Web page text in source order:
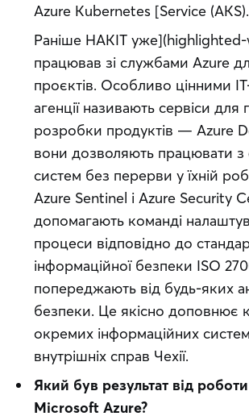
Azure Kubernetes [Service (AKS).
Раніше НАКІТ
працював зі службами Azure
проєктів. Особливо цінними
агенції називають сервіси для
розробки продуктів — Azure
вони дозволяють працювати з
систем без перерви у їхній
Azure Sentinel і Azure Security
допомагають команді
процеси відповідно до
інформаційної безпеки ISO
попереджають від будь-яких
безпеки. Це якісно доповнює
окремих інформаційних
внутрішніх справ Чехії.
Який був результат від
Microsoft Azure?